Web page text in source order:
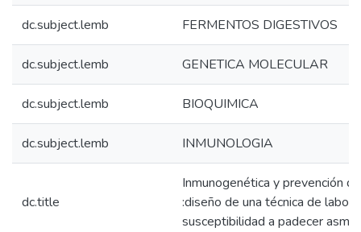
dc.subject.lemb FERMENTOS DIGESTIVOS
dc.subject.lemb GENETICA MOLECULAR
dc.subject.lemb BIOQUIMICA
dc.subject.lemb INMUNOLOGIA
dc.title
Inmunogenética y prevención
:diseño de una técnica de
susceptibilidad a padecer asma